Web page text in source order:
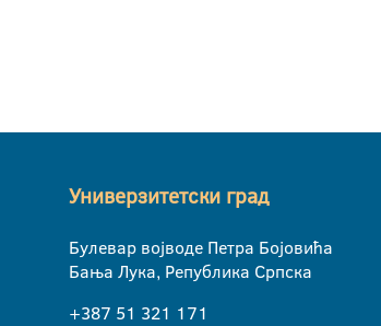
Универзитетски град
Булевар војводе Петра Бојовића
Бања Лука, Република Српска
+387 51 321 171